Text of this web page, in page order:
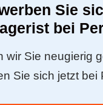
Sie
bei
wir Sie neugierig
Sie sich jetzt bei